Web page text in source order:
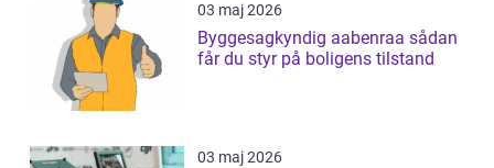
03 maj 2026
Byggesagkyndig aabenraa sådan
får du styr på boligens tilstand
03 maj 2026